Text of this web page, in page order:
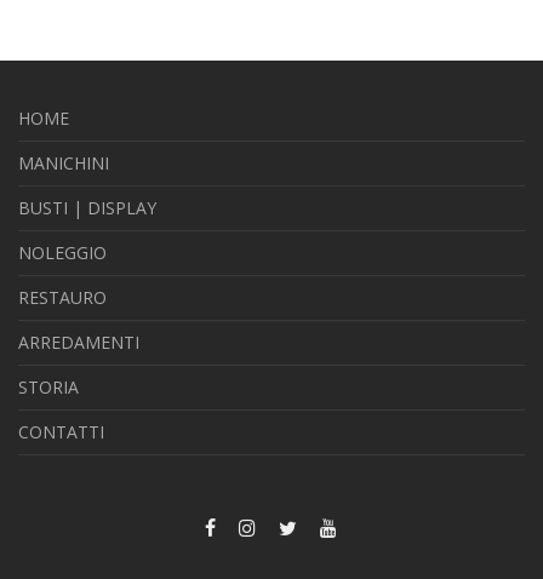
HOME
MANICHINI
BUSTI | DISPLAY
NOLEGGIO
RESTAURO
ARREDAMENTI
STORIA
CONTATTI